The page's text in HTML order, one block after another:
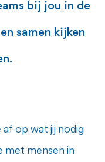
bij jou in de
samen kijken
op wat jij nodig
met mensen in